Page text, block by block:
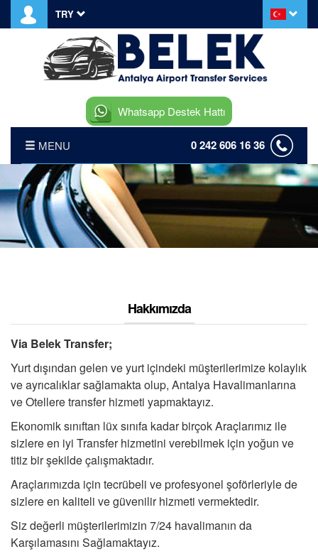
TRY
Whatsapp Destek Hattı
MENU 0 242 606 16 36
ANASAYFA
HABERLER
BLOG YAZILARI
S.S.S.
ÜYE GİRİŞİ / KAYIT
Hakkımızda
Via Belek Transfer;
Yurt dışından gelen ve yurt içindeki müşterilerimize kolaylık
ve ayrıcalıklar sağlamakta olup, Antalya Havalimanlarına
ve Otellere transfer hizmeti yapmaktayız.
Ekonomik sınıftan lüx sınıfa kadar birçok Araçlarımız ile
sizlere en iyi Transfer hizmetini verebilmek için yoğun ve
titiz bir şekilde çalışmaktadır.
Araçlarımızda için tecrübeli ve profesyonel şoförleriyle de
sizlere en kaliteli ve güvenilir hizmeti vermektedir.
Siz değerli müşterilerimizin 7/24 havalimanın da
Karşılamasını Sağlamaktayız.